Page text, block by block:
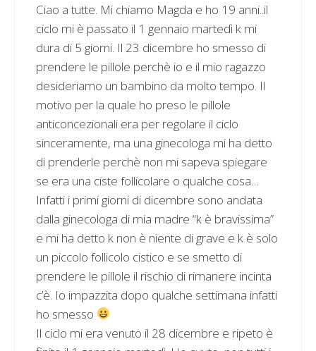
Ciao a tutte. Mi chiamo Magda e ho 19 anni..il
ciclo mi è passato il 1 gennaio martedì k mi
dura di 5 giorni. Il 23 dicembre ho smesso di
prendere le pillole perchè io e il mio ragazzo
desideriamo un bambino da molto tempo. Il
motivo per la quale ho preso le pillole
anticoncezionali era per regolare il ciclo
sinceramente, ma una ginecologa mi ha detto
di prenderle perchè non mi sapeva spiegare
se era una ciste follicolare o qualche cosa…
Infatti i primi giorni di dicembre sono andata
dalla ginecologa di mia madre “k è bravissima”
e mi ha detto k non è niente di grave e k è solo
un piccolo follicolo cistico e se smetto di
prendere le pillole il rischio di rimanere incinta
c’è. Io impazzita dopo qualche settimana infatti
ho smesso
Il ciclo mi era venuto il 28 dicembre e ripeto è